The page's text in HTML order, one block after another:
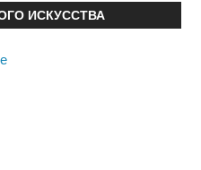
ИСКУССТВА